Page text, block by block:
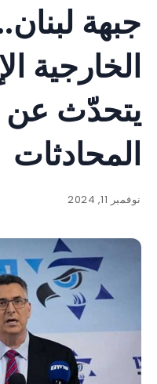
جبهة
الخارجية
يتحدّث عن
المحادثات
نوفمبر 11, 2024